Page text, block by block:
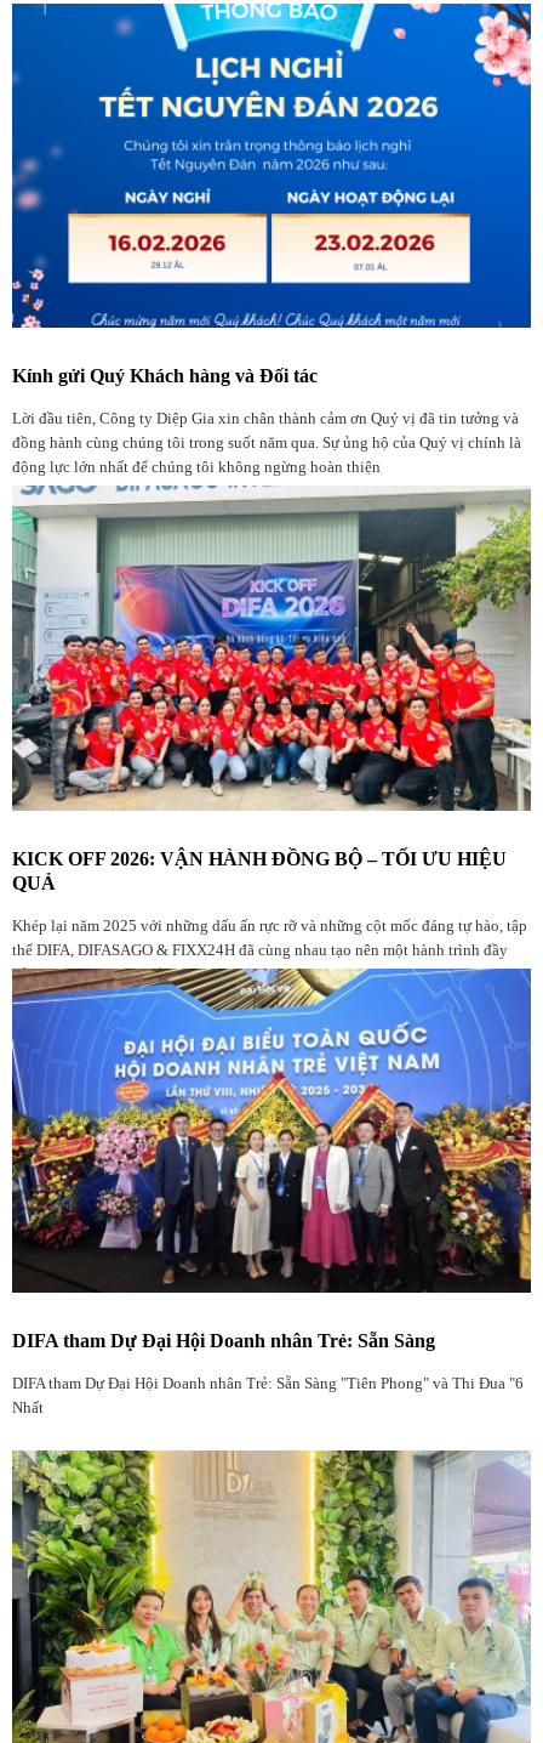
Kính gửi Quý Khách hàng và Đối tác
Lời đầu tiên, Công ty Diệp Gia xin chân thành cảm ơn Quý vị đã tin tưởng và
đồng hành cùng chúng tôi trong suốt năm qua. Sự ủng hộ của Quý vị chính là
động lực lớn nhất để chúng tôi không ngừng hoàn thiện
KICK OFF 2026: VẬN HÀNH ĐỒNG BỘ – TỐI ƯU HIỆU
QUẢ
Khép lại năm 2025 với những dấu ấn rực rỡ và những cột mốc đáng tự hào, tập
thể DIFA, DIFASAGO & FIXX24H đã cùng nhau tạo nên một hành trình đầy
bản lĩnh. Đây là dịp để chúng ta nhìn lại chặng đường đã qua, tri ân những
đóng góp bền bỉ và tâm huyết từ mọi thành viên trong đại gia đình Diệp Gia.
DIFA tham Dự Đại Hội Doanh nhân Trẻ: Sẵn Sàng
DIFA tham Dự Đại Hội Doanh nhân Trẻ: Sẵn Sàng "Tiên Phong" và Thi Đua "6
Nhất